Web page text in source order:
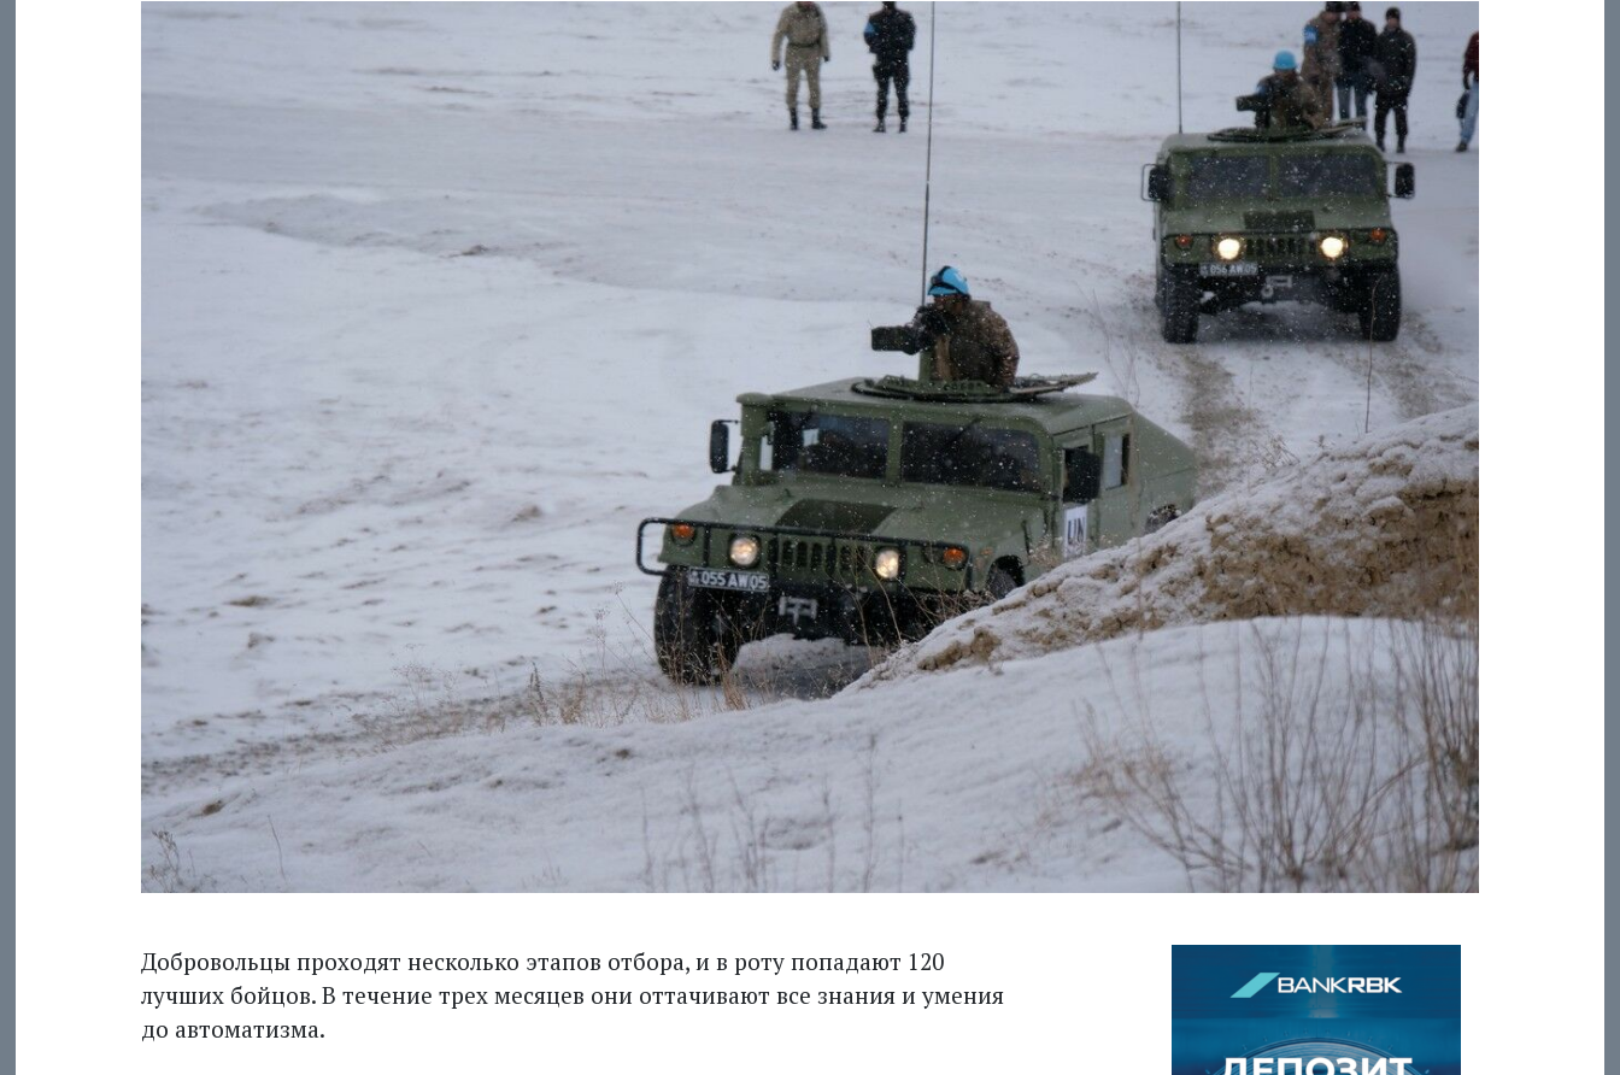
Добровольцы проходят несколько этапов отбора, и в роту попадают 120
лучших бойцов. В течение трех месяцев они оттачивают все знания и умения
до автоматизма.